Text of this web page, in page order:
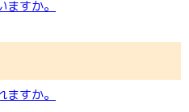
すか。
すか。